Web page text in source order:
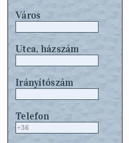
Város
Utca, házszám
Irányítószám
Telefon